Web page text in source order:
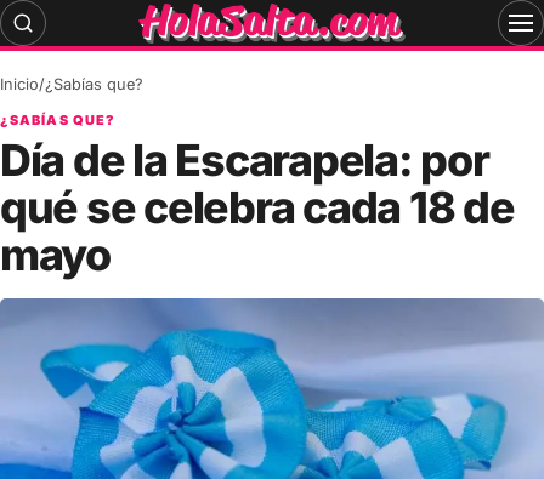
Skip
to
Inicio/¿Sabías que?
¿SABÍAS QUE?
Día de la Escarapela: por
qué se celebra cada 18 de
mayo